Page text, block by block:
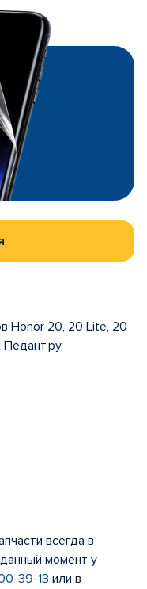
Honor 20, 20 Lite, 20
всегда в
момент у
39-13 или в